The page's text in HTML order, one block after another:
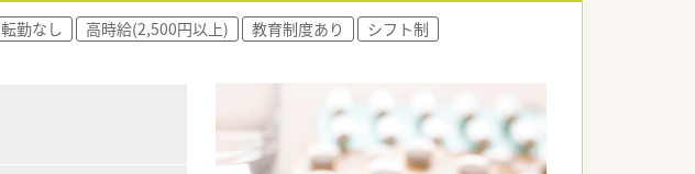
転勤なし 高時給(2,500円以上) 教育制度あり
シフト制